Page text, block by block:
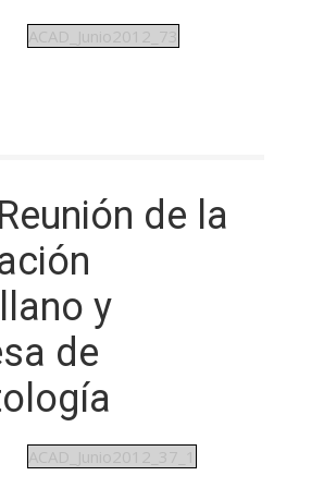
ACAD_Junio2012_73
de la
y
de
ACAD_Junio2012_37_1